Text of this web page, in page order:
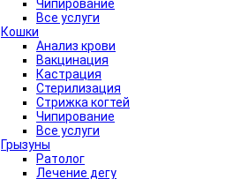
Чипирование
Все услуги
Кошки
Анализ крови
Вакцинация
Кастрация
Стерилизация
Стрижка когтей
Чипирование
Все услуги
Грызуны
Ратолог
Лечение дегу